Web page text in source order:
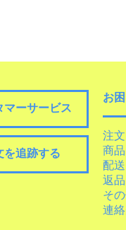
ーサービス
追跡する
お
注文
商
配送
返品
そ
連